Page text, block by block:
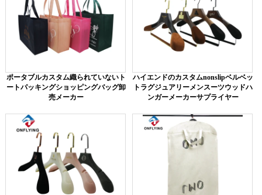
ポータブルカスタム織られていないト
ートパッキングショッピングバッグ卸
売メーカー
ハイエンドのカスタムnonslipベルベッ
トラグジュアリーメンスーツウッドハ
ンガーメーカーサプライヤー